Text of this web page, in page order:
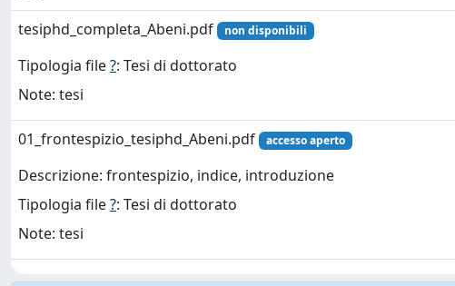
tesiphd_completa_Abeni.pdf
non disponibili
Tipologia file?: Tesi di dottorato
Note: tesi
01_frontespizio_tesiphd_Abeni.pdf accesso aperto
Descrizione: frontespizio, indice, introduzione
Tipologia file?: Tesi di dottorato
Note: tesi